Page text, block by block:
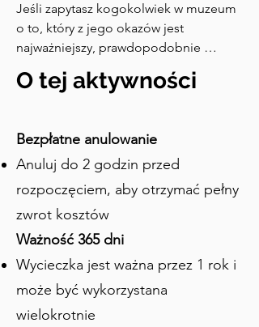
Jeśli zapytasz kogokolwiek w muzeum
o to, który z jego okazów jest
najważniejszy, prawdopodobnie
archeopteryksa. Ten niesamowity okaz
współczesnymi ptakami, będąc
potężnym symbolem ewolucyjnej
drogi życia. Zacznijmy od tego, jak ten
fragment historii znalazł się w muzeum.
Kilka lat po opublikowaniu przez
Charlesa Darwina „O powstawaniu
gatunków”, profesor Richard Owen
dowiedział się o tej skamieniałości.
Uznając głębokie znaczenie tego
znaleziska, przekonał zarząd
O tej aktywności
Bezpłatne anulowanie
Anuluj do 2 godzin przed
rozpoczęciem, aby otrzymać pełny
zwrot kosztów
Ważność 365 dni
Wycieczka jest ważna przez 1 rok i
może być wykorzystana
wielokrotnie